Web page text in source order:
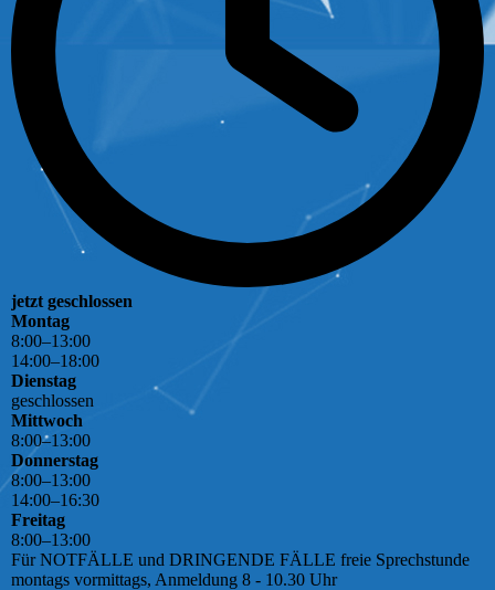
jetzt geschlossen
Montag
8:00–13:00
14:00–18:00
Dienstag
geschlossen
Mittwoch
8:00–13:00
Donnerstag
8:00–13:00
14:00–16:30
Freitag
8:00–13:00
Für NOTFÄLLE und DRINGENDE FÄLLE freie Sprechstunde
montags vormittags, Anmeldung 8 - 10.30 Uhr